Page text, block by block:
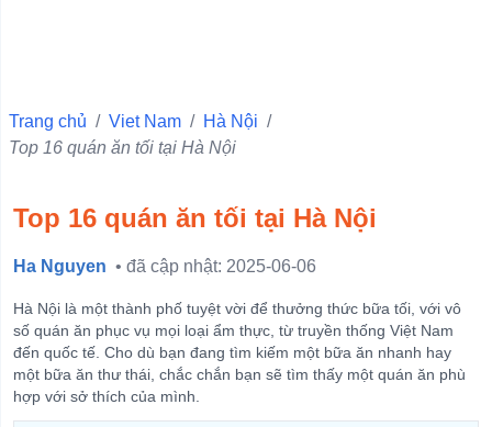
Quận Ba Đình
Quận 11
Quận 4
Quận 3
Quận Hà Đông
Quận Đống Đa
Quận Hai Bà Trưng
Trang chủ / Viet Nam / Hà Nội /
Top 16 quán ăn tối tại Hà Nội
Top 16 quán ăn tối tại Hà Nội
Ha Nguyen • đã cập nhật: 2025-06-06
Hà Nội là một thành phố tuyệt vời để thưởng thức bữa tối, với vô
số quán ăn phục vụ mọi loại ẩm thực, từ truyền thống Việt Nam
đến quốc tế. Cho dù bạn đang tìm kiếm một bữa ăn nhanh hay
một bữa ăn thư thái, chắc chắn bạn sẽ tìm thấy một quán ăn phù
hợp với sở thích của mình.